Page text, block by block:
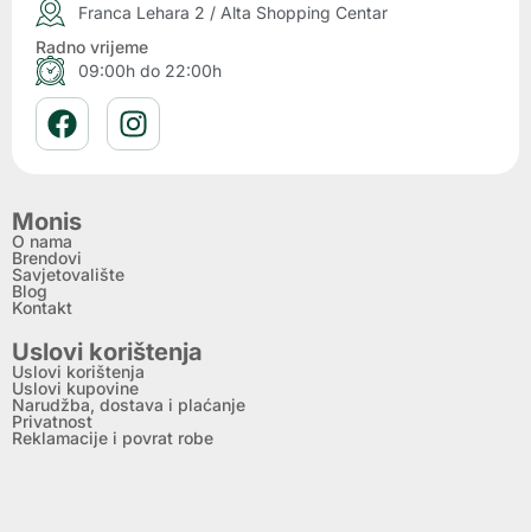
Franca Lehara 2 / Alta Shopping Centar
Radno vrijeme
09:00h do 22:00h
Monis
O nama
Brendovi
Savjetovalište
Blog
Kontakt
Uslovi korištenja
Uslovi korištenja
Uslovi kupovine
Narudžba, dostava i plaćanje
Privatnost
Reklamacije i povrat robe